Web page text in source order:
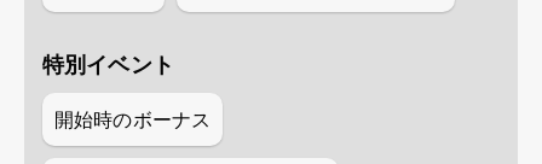
特別イベント
開始時のボーナス